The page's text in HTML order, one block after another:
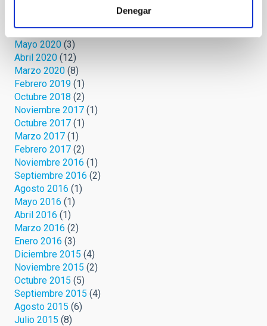
Denegar
Junio 2020(3)
Mayo 2020 (3)
Abril 2020 (12)
Marzo 2020 (8)
Febrero 2019 (1)
Octubre 2018 (2)
Noviembre 2017 (1)
Octubre 2017 (1)
Marzo 2017 (1)
Febrero 2017 (2)
Noviembre 2016 (1)
Septiembre 2016 (2)
Agosto 2016 (1)
Mayo 2016 (1)
Abril 2016 (1)
Marzo 2016 (2)
Enero 2016 (3)
Diciembre 2015 (4)
Noviembre 2015 (2)
Octubre 2015 (5)
Septiembre 2015 (4)
Agosto 2015 (6)
Julio 2015 (8)